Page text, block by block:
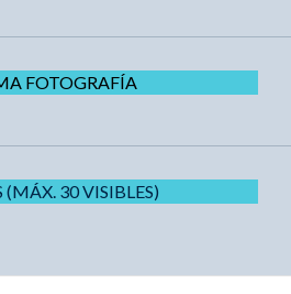
FOTOGRAFÍA
(MÁX. 30 VISIBLES)